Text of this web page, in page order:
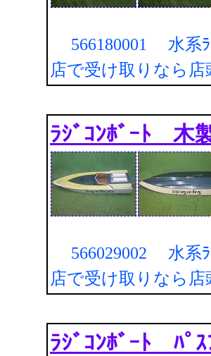
566180001 水系ﾗ
店で受け取りなら店
ﾗｼﾞｺﾝﾎﾞｰﾄ 木
566029002 水系ﾗ
店で受け取りなら店
ﾗｼﾞｺﾝﾎﾞｰﾄ ﾊﾟ